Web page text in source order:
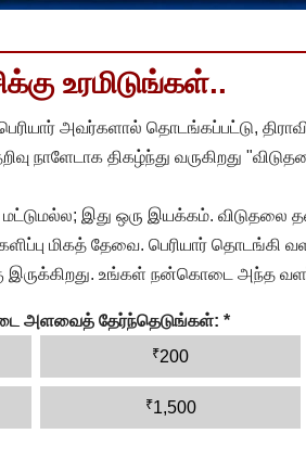
உரமிடுங்கள்..
அவர்களால் தொடங்கப்பட்டு,
நாளேடாக திகழ்ந்து வருகிறது
மட்டுமல்ல; இது ஒரு இயக்கம்.
மிகத் தேவை. பெரியார் தொடங்கி
உங்கள் நன்கொடை அந்த
அளவைத் தேர்ந்தெடுங்கள்: *
₹200
₹1,500